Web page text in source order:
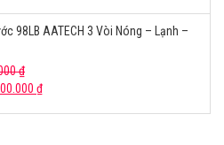
98LB AATECH 3 Vòi Nóng – Lạnh –
₫
₫